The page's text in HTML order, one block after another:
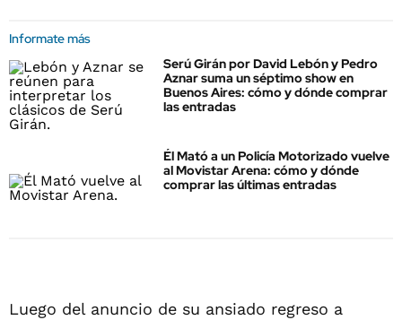
Informate más
Serú Girán por David Lebón y Pedro
Aznar suma un séptimo show en
Buenos Aires: cómo y dónde comprar
las entradas
Él Mató a un Policía Motorizado vuelve
al Movistar Arena: cómo y dónde
comprar las últimas entradas
Luego del anuncio de su ansiado regreso a